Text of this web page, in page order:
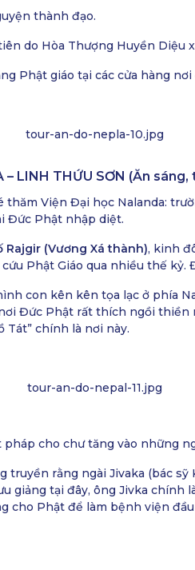
thành đạo.
do Hòa Thượng Huyền Diệu
Phật giáo tại các cửa hàng
– LINH THỨU SƠN (Ăn
Viện Đại học Nalanda:
Đức Phật nhập diệt.
Rajgir (Vương Xá thành), kinh
Phật Giáo qua nhiều thế kỷ.
con kên kên tọa lạc ở phía
Đức Phật rất thích ngồi thiền
Tát” chính là nơi này.
cho chư tăng vào những
truyền rằng ngài Jivaka (bác
giảng tại đây, ông Jivka
cho Phật để làm bệnh viện